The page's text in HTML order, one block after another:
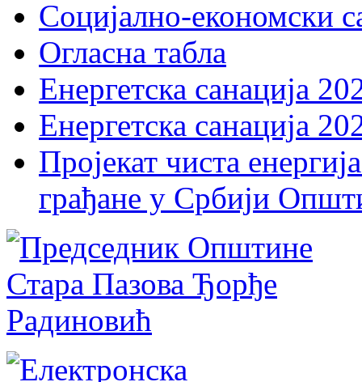
Социјално-економски
Огласна табла
Енергетска санација
Енергетска санација
Пројекат чиста
грађане у Србији